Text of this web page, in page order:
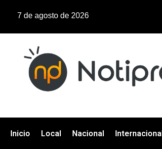
7 de agosto de 2026
Inicio Local Nacional Internacional